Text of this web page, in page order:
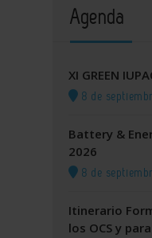
Agenda
XI GREEN
8 de
Battery &
2026
8 de
Itinerario
los OCS y